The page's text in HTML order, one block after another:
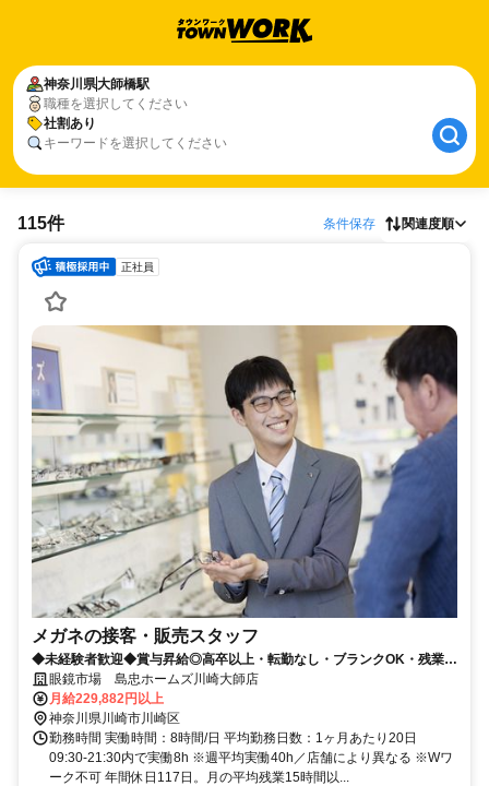
神奈川県大師橋駅
職種を選択してください
社割あり
キーワードを選択してください
115件 条件保存 関連度順
正社員
メガネの接客・販売スタッフ
◆未経験者歓迎◆賞与昇給◎高卒以上・転勤なし・ブランクOK・残業少
なめ・業界No1！
眼鏡市場 島忠ホームズ川崎大師店
月給229,882円以上
神奈川県川崎市川崎区
勤務時間 実働時間：8時間/日 平均勤務日数：1ヶ月あたり20日
09:30-21:30内で実働8h ※週平均実働40h／店舗により異なる ※Wワ
ーク不可 年間休日117日。月の平均残業15時間以...